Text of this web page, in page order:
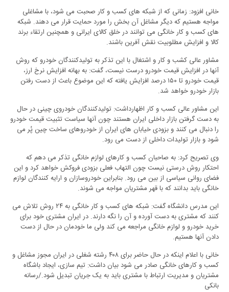
خانی افزود: زمانی که از شبکه های کسب و کار صحبت می شود، با مشاغلی
مواجه هستیم که دیگر مشاغل آن بخش را مورد حمایت قرار می دهند. شبکه
های کسب و کار خانگی می توانند در خلق کالای ایرانی و همچنین ارتقاء برند
کالا و افزایش مطلوبیت نقش آفرین باشند.
مشاور عالی کشب و کار و اشتغال با این تذکر به تولیدکنندگان خودرو که روش
آنها در افزایش قیمت خودرو درست نیست، ‌گفت: به بهانه افزایش نرخ ارز،
قیمت خودرو تا ۱۵۰ درصد افزایش یافته که این موضوع باعث از دست رفتن
بازار خودرو خواهد شد.
این مشاور عالی کسب و کار اظهارداشت: تولیدکنندگان خودروی چینی در حال
به دست گرفتن بازار داخلی ایران هستند چون آنها سیاست تثبیت قیمت خودرو
را دنبال می کنند و بزودی خیابان های ایران از خودروهای ساخت چین پُر می
شود و بازار تولیدات داخلی از دست می رود.
وی تصریح کرد: به صاحبان کسب و کارهای لوازم خانگی تذکر می دهم که
احتکار روش درستی نیست چون التهاب فعلی بزودی فروکش خواهد کرد و این
فضای روانی سیاسی از بین می رود. بنابراین خودروسازان و ارایه کنندگان لوازم
خانگی باید بدانند که با قهر مشتریان مواجه می شوند.
این مدرس دانشگاه گفت: شبکه های کسب و کار خانگی به ۲۴ روش تلاش می
کنند که مشتری به دست آورده و آن را نگه دارند. در ایران مشتری خود برای
خرید خودرو و لوازم خانگی مراجعه می کند ولی ما خودمان در حال از دست
دادن آنها هستیم.
خانی با اعلام اینکه در حال حاضر برای ۴۰۸ رشته شغلی در ایران مجوز مشاغل و
کسب و کارهای خانگی صادر می شود بیان داشت: تیم سازی، ایجاد باشگاه
مشتریان و مدیریت ارتباط با مشتری باید به یک جریان تبدیل شود./رسانه
بانکی